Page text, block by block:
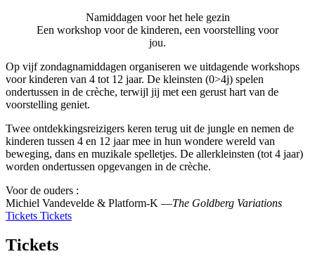
Namiddagen voor het hele gezin
Een workshop voor de kinderen, een voorstelling voor
jou.
Op vijf zondagnamiddagen organiseren we uitdagende workshops
voor kinderen van 4 tot 12 jaar. De kleinsten (0>4j) spelen
ondertussen in de crèche, terwijl jij met een gerust hart van de
voorstelling geniet.
Twee ontdekkingsreizigers keren terug uit de jungle en nemen de
kinderen tussen 4 en 12 jaar mee in hun wondere wereld van
beweging, dans en muzikale spelletjes. De allerkleinsten (tot 4 jaar)
worden ondertussen opgevangen in de crèche.
Voor de ouders :
Michiel Vandevelde & Platform-K —The Goldberg Variations
Tickets Tickets
Tickets